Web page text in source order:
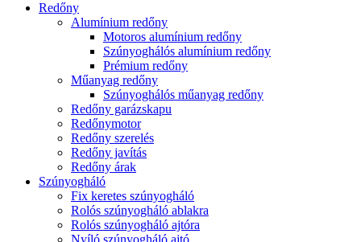
Redőny
Alumínium redőny
Motoros alumínium redőny
Szúnyoghálós alumínium redőny
Prémium redőny
Műanyag redőny
Szúnyoghálós műanyag redőny
Redőny garázskapu
Redőnymotor
Redőny szerelés
Redőny javítás
Redőny árak
Szúnyogháló
Fix keretes szúnyogháló
Rolós szúnyogháló ablakra
Rolós szúnyogháló ajtóra
Nyíló szúnyogháló ajtó